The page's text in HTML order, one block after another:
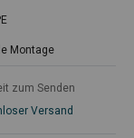
Montage
zum Senden
Versand